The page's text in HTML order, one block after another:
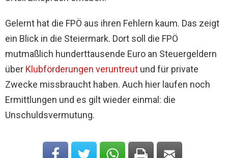
Gelernt hat die FPÖ aus ihren Fehlern kaum. Das zeigt
ein Blick in die Steiermark. Dort soll die FPÖ
mutmaßlich hunderttausende Euro an Steuergeldern
über Klubförderungen veruntreut und für private
Zwecke missbraucht haben. Auch hier laufen noch
Ermittlungen und es gilt wieder einmal: die
Unschuldsvermutung.